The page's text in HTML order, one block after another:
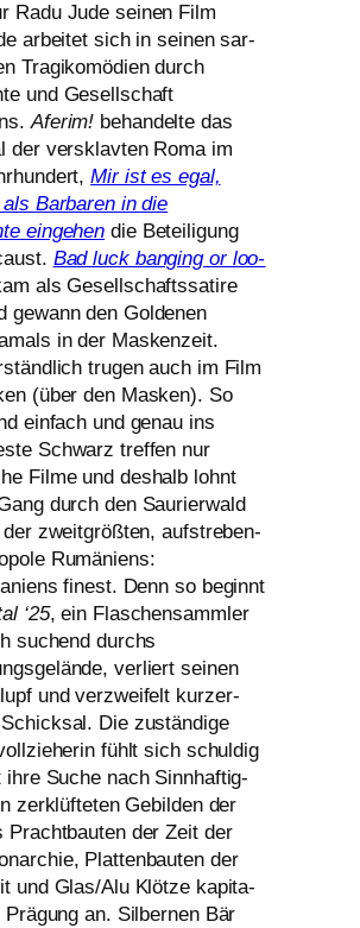
Radu Jude sei­nen Film
arbei­tet sich in sei­nen sar­
Tragikomödien durch
und Gesellschaft
Aferim! behan­del­te das
der ver­sklav­ten Roma im
Mir ist es egal,
Barbaren in die
ein­ge­hen die Beteiligung
Bad luck ban­ging or loo­
als Gesellschaftssatire
gewann den Goldenen
in der Maskenzeit.
tru­gen auch im Film
(über den Masken). So
ein­fach und genau ins
Schwarz tref­fen nur
Filme und des­halb lohnt
durch den Saurierwald
zweit­größ­ten, auf­stre­ben­
Rumäniens:
finest. Denn so beginnt
‘25, ein Flaschensammler
suchend durchs
ver­liert sei­nen
und ver­zwei­felt kur­zer­
Die zustän­di­ge
fühlt sich schul­dig
ihre Suche nach Sinnhaftig-
zer­klüf­te­ten Gebilden der
Prachtbauten der Zeit der
Plattenbauten der
und Glas/Alu Klötze kapi­ta­
Prägung an. Silbernen Bär